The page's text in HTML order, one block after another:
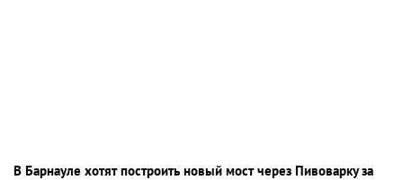
В Барнауле хотят построить новый мост через Пивоварку за